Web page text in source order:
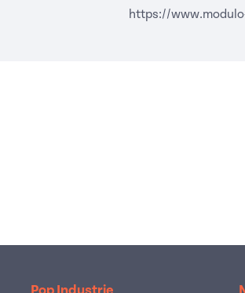
https://